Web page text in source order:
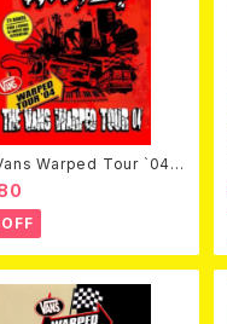
Warped Tour `04
Warped (国内盤DVD)